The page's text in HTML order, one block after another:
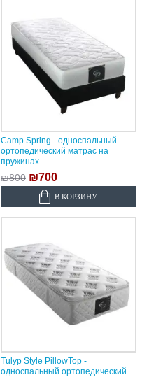
Camp Spring - односпальный
ортопедический матрас на
пружинах
₪800 ₪700
В КОРЗИНУ
Tulyp Style PillowTop -
односпальный ортопедический